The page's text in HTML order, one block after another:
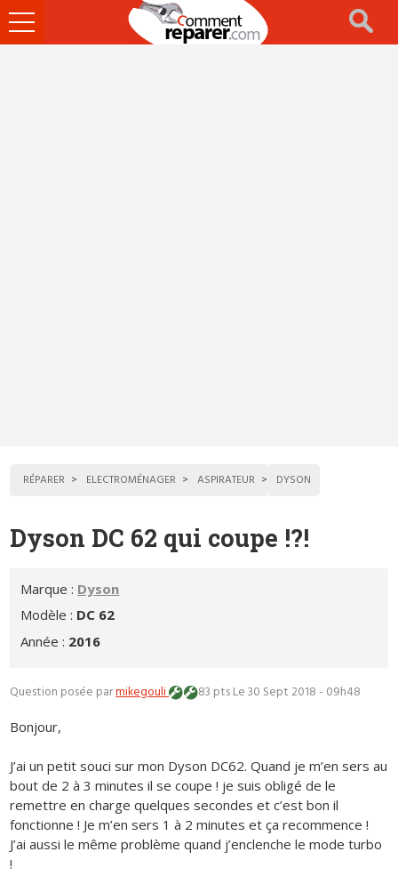
Ouvrir
le
RÉPARER ELECTROMÉNAGER ASPIRATEUR DYSON
Dyson DC 62 qui coupe !?!
Marque : Dyson
Modèle : DC 62
Année : 2016
Question posée parmikegouli 83 ptsLe 30 Sept 2018 - 09h48
Bonjour,
J’ai un petit souci sur mon Dyson DC62. Quand je m’en sers au
bout de 2 à 3 minutes il se coupe ! je suis obligé de le
remettre en charge quelques secondes et c’est bon il
fonctionne ! Je m’en sers 1 à 2 minutes et ça recommence !
J’ai aussi le même problème quand j’enclenche le mode turbo
!